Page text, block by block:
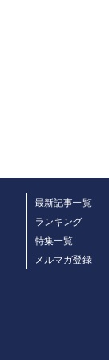
最新記事一覧
ランキング
特集一覧
メルマガ登録